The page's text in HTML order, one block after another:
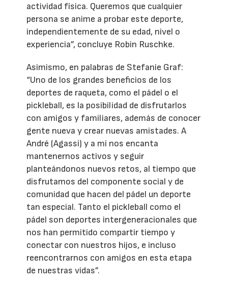
actividad física. Queremos que cualquier
persona se anime a probar este deporte,
independientemente de su edad, nivel o
experiencia”, concluye Robin Ruschke.
Asimismo, en palabras de Stefanie Graf:
“Uno de los grandes beneficios de los
deportes de raqueta, como el pádel o el
pickleball, es la posibilidad de disfrutarlos
con amigos y familiares, además de conocer
gente nueva y crear nuevas amistades. A
André (Agassi) y a mí nos encanta
mantenernos activos y seguir
planteándonos nuevos retos, al tiempo que
disfrutamos del componente social y de
comunidad que hacen del pádel un deporte
tan especial. Tanto el pickleball como el
pádel son deportes intergeneracionales que
nos han permitido compartir tiempo y
conectar con nuestros hijos, e incluso
reencontrarnos con amigos en esta etapa
de nuestras vidas”.